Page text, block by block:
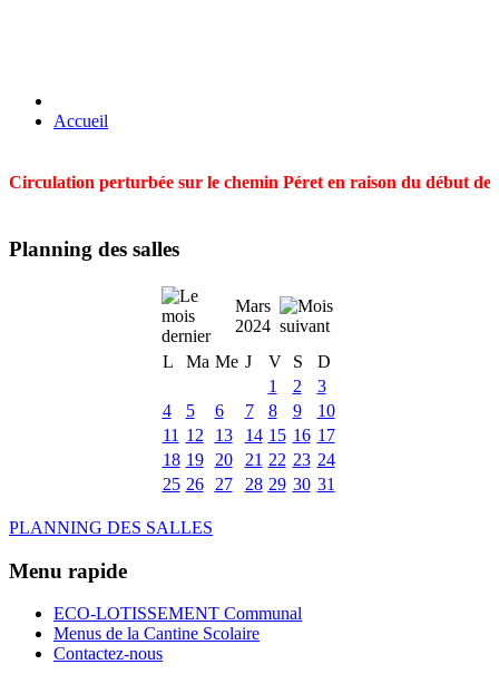
Accueil
Circulation perturbée sur le chemin Péret en raison du début
Planning des salles
Mars
2024
L
Ma Me J V S
D
1
2
3
4
5 6 7 8 9
10
11 12 13 14 15 16 17
18 19 20 21 22 23 24
25 26 27 28 29 30 31
PLANNING DES SALLES
Menu rapide
ECO-LOTISSEMENT Communal
Menus de la Cantine Scolaire
Contactez-nous